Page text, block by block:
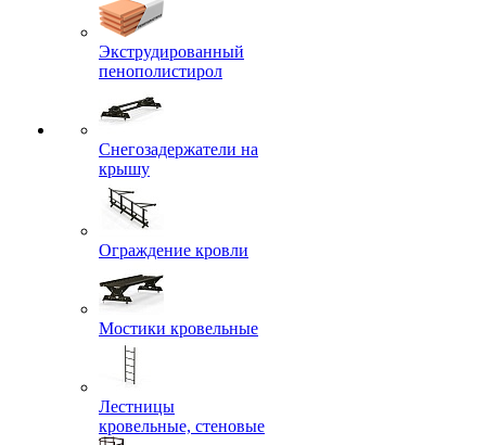
Экструдированный
пенополистирол
Снегозадержатели на
крышу
Ограждение кровли
Мостики кровельные
Лестницы
кровельные, стеновые